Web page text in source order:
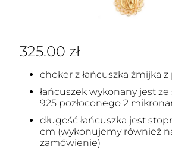
325.00 zł
choker z łańcuszka żmijka z
łańcuszek wykonany jest
925 pozłoconego 2
długość łańcuszka jest
cm (wykonujemy również
zamówienie)